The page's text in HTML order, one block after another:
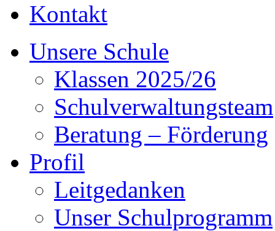
Kontakt
Unsere Schule
Klassen 2025/26
Schulverwaltungsteam
Beratung – Förderung
Profil
Leitgedanken
Unser Schulprogramm